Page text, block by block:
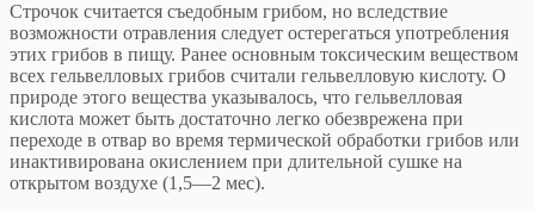
Строчок считается съедобным грибом, но вследствие
возможности отравления следует остерегаться употребления
этих грибов в пищу. Ранее основным токсическим веществом
всех гельвелловых грибов считали гельвелловую кислоту. О
природе этого вещества указывалось, что гельвелловая
кислота может быть достаточно легко обезврежена при
переходе в отвар во время термической обработки грибов или
инактивирована окислением при длительной сушке на
открытом воздухе (1,5—2 мес).